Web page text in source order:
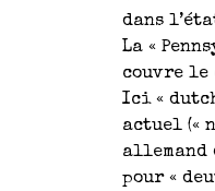
dans
La «
couvre le
Ici «
actuel («
allemand
pour «